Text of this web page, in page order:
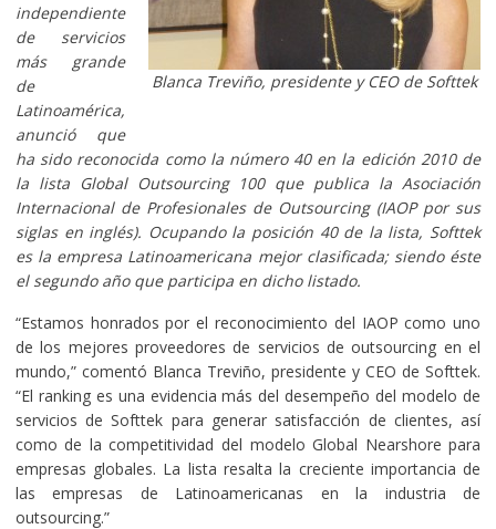
Blanca Treviño, presidente y CEO de Softtek
independiente
de servicios
más grande
de
Latinoamérica,
anunció que
ha sido reconocida como la número 40 en la edición 2010 de
la lista Global Outsourcing 100 que publica la Asociación
Internacional de Profesionales de Outsourcing (IAOP por sus
siglas en inglés). Ocupando la posición 40 de la lista, Softtek
es la empresa Latinoamericana mejor clasificada; siendo éste
el segundo año que participa en dicho listado.
“Estamos honrados por el reconocimiento del IAOP como uno
de los mejores proveedores de servicios de outsourcing en el
mundo,” comentó Blanca Treviño, presidente y CEO de Softtek.
“El ranking es una evidencia más del desempeño del modelo de
servicios de Softtek para generar satisfacción de clientes, así
como de la competitividad del modelo Global Nearshore para
empresas globales. La lista resalta la creciente importancia de
las empresas de Latinoamericanas en la industria de
outsourcing.”